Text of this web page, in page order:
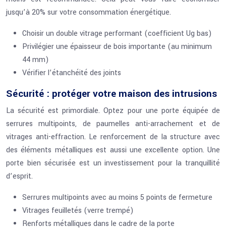
jusqu’à 20% sur votre consommation énergétique.
Choisir un double vitrage performant (coefficient Ug bas)
Privilégier une épaisseur de bois importante (au minimum
44 mm)
Vérifier l’étanchéité des joints
Sécurité : protéger votre maison des intrusions
La sécurité est primordiale. Optez pour une porte équipée de
serrures multipoints, de paumelles anti-arrachement et de
vitrages anti-effraction. Le renforcement de la structure avec
des éléments métalliques est aussi une excellente option. Une
porte bien sécurisée est un investissement pour la tranquillité
d’esprit.
Serrures multipoints avec au moins 5 points de fermeture
Vitrages feuilletés (verre trempé)
Renforts métalliques dans le cadre de la porte